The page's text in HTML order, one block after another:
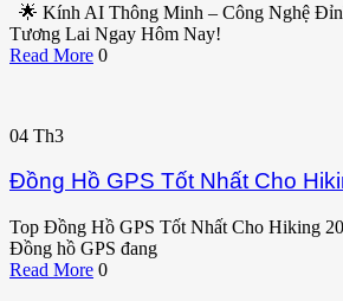
🌟 Kính AI Thông Minh – Công Nghệ
Tương Lai Ngay Hôm Nay!
Read More 0
04 Th3
Đồng Hồ GPS Tốt Nhất Cho
Top Đồng Hồ GPS Tốt Nhất Cho Hiking
Đồng hồ GPS đang
Read More 0